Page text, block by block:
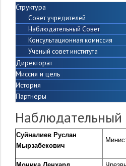
Структура
Совет учредителей
Наблюдательный Совет
Консультационная комиссия
Ученый совет института
Директорат
Миссия и цель
История
Партнеры
Наблюдательный
Суйналиев Руслан
Мырзабекович